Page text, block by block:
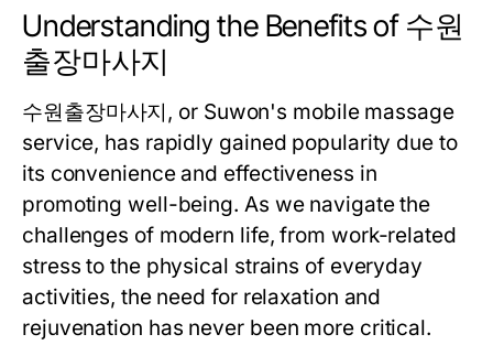
Understanding the Benefits of 수원
출장마사지
수원출장마사지, or Suwon's mobile massage
service, has rapidly gained popularity due to
its convenience and effectiveness in
promoting well-being. As we navigate the
challenges of modern life, from work-related
stress to the physical strains of everyday
activities, the need for relaxation and
rejuvenation has never been more critical.